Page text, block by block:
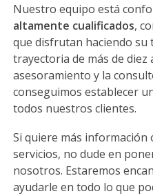
Nuestro equipo está
altamente cualificados,
que disfrutan haciendo su
trayectoria de más de diez
asesoramiento y la
conseguimos establecer
todos nuestros clientes.
Si quiere más información
servicios, no dude en
nosotros. Estaremos
ayudarle en todo lo que